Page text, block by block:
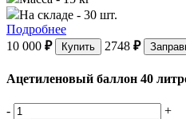
На складе - 30 шт.
Подробнее
10 000 ₽ Купить 2748 ₽
Ацетиленовый баллон 40
- +